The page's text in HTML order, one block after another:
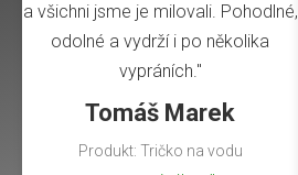
a všichni jsme je milovali. Pohodlné,
odolné a vydrží i po několika
vypráních."
Tomáš Marek
Produkt: Tričko na vodu